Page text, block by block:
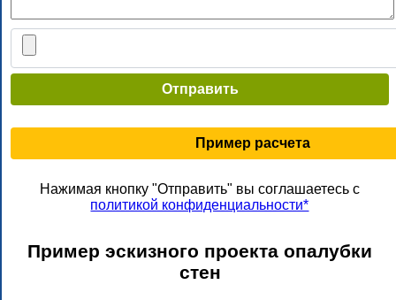
Отправить
Пример расчета
Нажимая кнопку "Отправить" вы соглашаетесь с
политикой конфиденциальности*
Пример эскизного проекта опалубки
стен